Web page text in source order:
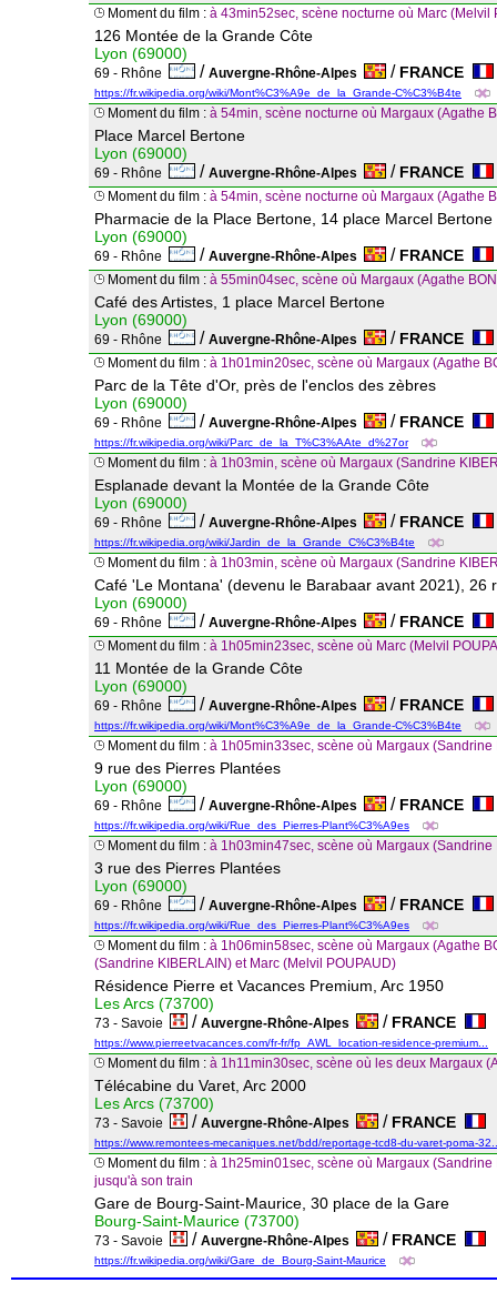
Moment du film : à 43min52sec, scène nocturne où Marc
126 Montée de la Grande Côte
Lyon (69000)
69 - Rhône / Auvergne-Rhône-Alpes / FRANCE
https://fr.wikipedia.org/wiki/Mont%C3%A9e_de_la_Grande-C%C3%B4te
Moment du film : à 54min, scène nocturne où Margaux (Agathe
Place Marcel Bertone
Lyon (69000)
69 - Rhône / Auvergne-Rhône-Alpes / FRANCE
Moment du film : à 54min, scène nocturne où Margaux (Agathe
Pharmacie de la Place Bertone, 14 place Marcel Bertone
Lyon (69000)
69 - Rhône / Auvergne-Rhône-Alpes / FRANCE
Moment du film : à 55min04sec, scène où Margaux (Agathe
Café des Artistes, 1 place Marcel Bertone
Lyon (69000)
69 - Rhône / Auvergne-Rhône-Alpes / FRANCE
Moment du film : à 1h01min20sec, scène où Margaux (Agathe
Parc de la Tête d'Or, près de l'enclos des zèbres
Lyon (69000)
69 - Rhône / Auvergne-Rhône-Alpes / FRANCE
https://fr.wikipedia.org/wiki/Parc_de_la_T%C3%AAte_d%27or
Moment du film : à 1h03min, scène où Margaux (Sandrine
Esplanade devant la Montée de la Grande Côte
Lyon (69000)
69 - Rhône / Auvergne-Rhône-Alpes / FRANCE
https://fr.wikipedia.org/wiki/Jardin_de_la_Grande_C%C3%B4te
Moment du film : à 1h03min, scène où Margaux (Sandrine
Café 'Le Montana' (devenu le Barabaar avant 2021), 26
Lyon (69000)
69 - Rhône / Auvergne-Rhône-Alpes / FRANCE
Moment du film : à 1h05min23sec, scène où Marc (Melvil
11 Montée de la Grande Côte
Lyon (69000)
69 - Rhône / Auvergne-Rhône-Alpes / FRANCE
https://fr.wikipedia.org/wiki/Mont%C3%A9e_de_la_Grande-C%C3%B4te
Moment du film : à 1h05min33sec, scène où Margaux
9 rue des Pierres Plantées
Lyon (69000)
69 - Rhône / Auvergne-Rhône-Alpes / FRANCE
https://fr.wikipedia.org/wiki/Rue_des_Pierres-Plant%C3%A9es
Moment du film : à 1h03min47sec, scène où Margaux
3 rue des Pierres Plantées
Lyon (69000)
69 - Rhône / Auvergne-Rhône-Alpes / FRANCE
https://fr.wikipedia.org/wiki/Rue_des_Pierres-Plant%C3%A9es
Moment du film : à 1h06min58sec, scène où Margaux (Agathe
(Sandrine KIBERLAIN) et Marc (Melvil POUPAUD)
Résidence Pierre et Vacances Premium, Arc 1950
Les Arcs (73700)
73 - Savoie / Auvergne-Rhône-Alpes / FRANCE
https://www.pierreetvacances.com/fr-fr/fp_AWL_location-residence-premium...
Moment du film : à 1h11min30sec, scène où les deux Margaux
Télécabine du Varet, Arc 2000
Les Arcs (73700)
73 - Savoie / Auvergne-Rhône-Alpes / FRANCE
https://www.remontees-mecaniques.net/bdd/reportage-tcd8-du-varet-poma-
Moment du film : à 1h25min01sec, scène où Margaux
jusqu'à son train
Gare de Bourg-Saint-Maurice, 30 place de la Gare
Bourg-Saint-Maurice (73700)
73 - Savoie / Auvergne-Rhône-Alpes / FRANCE
https://fr.wikipedia.org/wiki/Gare_de_Bourg-Saint-Maurice